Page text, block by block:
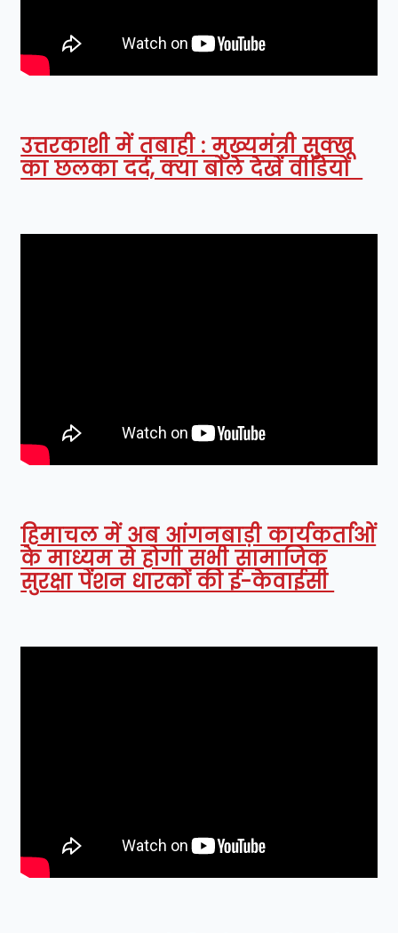
उत्तरकाशी में तबाही : मुख्यमंत्री सुक्खू
का छलका दर्द, क्या बोले देखें वीडियो
हिमाचल में अब आंगनबाड़ी कार्यकर्ताओं
के माध्यम से होगी सभी सामाजिक
सुरक्षा पेंशन धारकों की ई-केवाईसी